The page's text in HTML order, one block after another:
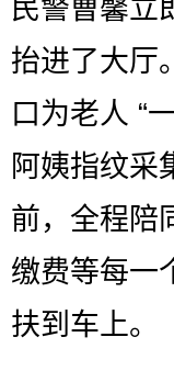
民警曹馨立
抬进了大厅
口为老人 “
阿姨指纹采
前，全程陪
缴费等每一
扶到车上。